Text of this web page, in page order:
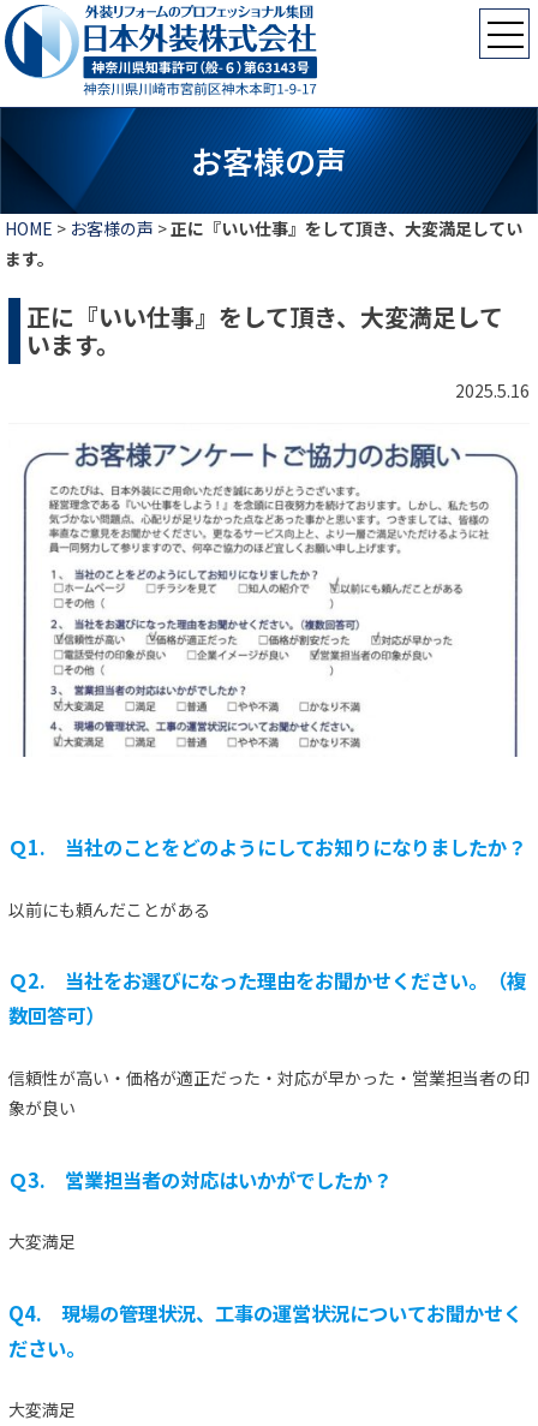
お客様の声
HOME > お客様の声 >正に『いい仕事』をして頂き、大変満足してい
ます。
正に『いい仕事』をして頂き、大変満足して
います。
2025.5.16
Ｑ1. 当社のことをどのようにしてお知りになりましたか？
以前にも頼んだことがある
Ｑ2. 当社をお選びになった理由をお聞かせください。（複
数回答可）
信頼性が高い・価格が適正だった・対応が早かった・営業担当者の印
象が良い
Ｑ3. 営業担当者の対応はいかがでしたか？
大変満足
Q4. 現場の管理状況、工事の運営状況についてお聞かせく
ださい。
大変満足